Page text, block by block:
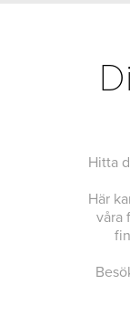
Hitta
Här
våra